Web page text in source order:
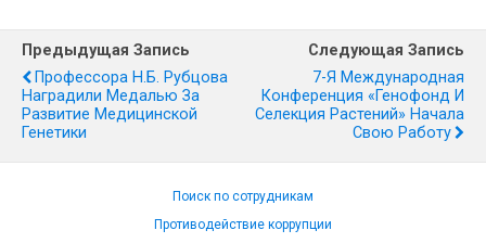
Предыдущая Запись
Профессора Н.Б. Рубцова
Наградили Медалью За
Развитие Медицинской
Генетики
Следующая Запись
7-Я Международная
Конференция «Генофонд И
Селекция Растений» Начала
Свою Работу
Поиск по сотрудникам
Противодействие коррупции